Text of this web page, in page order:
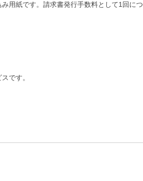
用紙です。請求書発行手数料として1回につ
です。